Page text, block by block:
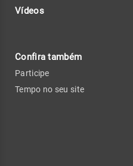
Vídeos
Confira também
Participe
Tempo no seu site